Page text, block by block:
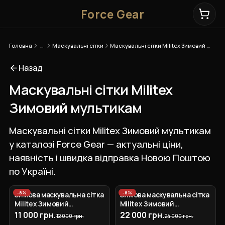
Force Gear
Головна Маскувальні сітки
Назад
Маскувальні сітки Militex
Зимовий мультикам
Маскувальні сітки Militex Зимовий мультикам
у каталозі Force Gear — актуальні ціни,
наявність і швидка відправка Новою Поштою
по Україні.
-8%
Зимова маскувальна сітка
Militex Зимовий
мультикам 10х20м (площа
200 кв.м.)
11 000 грн.12 000 грн.
-8%
Зимова маскувальна сітка
Militex Зимовий
мультикам 20х20 (площа
400 кв.м.)
22 000 грн.24 000 грн.